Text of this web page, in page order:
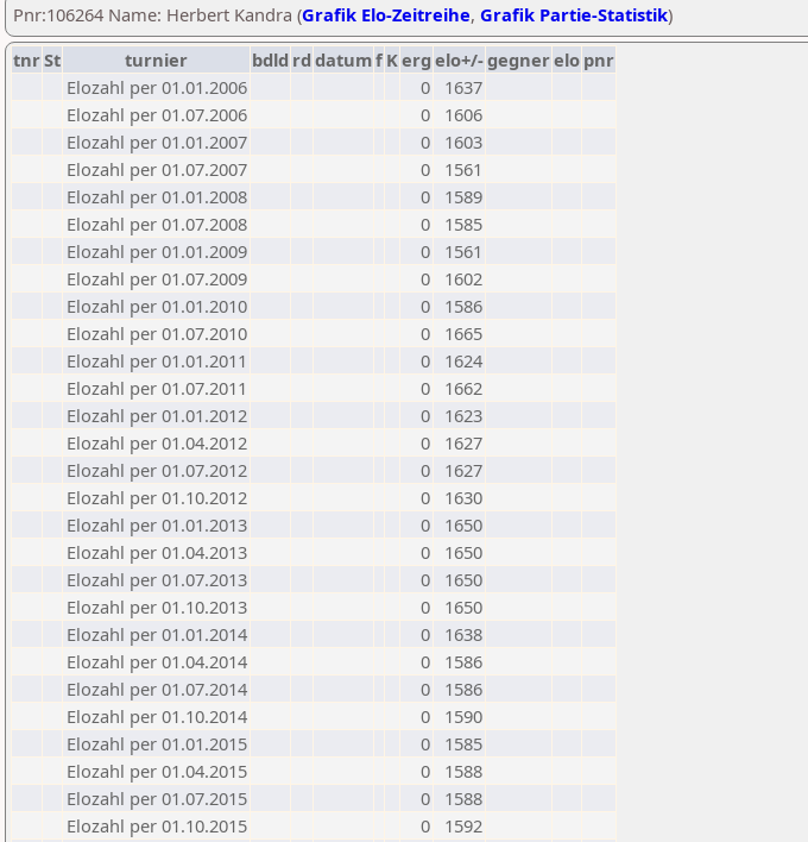
Pnr:106264 Name: Herbert Kandra (Grafik Elo-Zeitreihe, Grafik Partie-Statistik)
tnrSt turnier bdld rd datumf Kerg elo+/-gegnerelo pnr
Elozahl per 01.01.2006
0
1637
Elozahl per 01.07.2006
0
1606
Elozahl per 01.01.2007
0
1603
Elozahl per 01.07.2007
0
1561
Elozahl per 01.01.2008
0
1589
Elozahl per 01.07.2008
0
1585
Elozahl per 01.01.2009
0
1561
Elozahl per 01.07.2009
0
1602
Elozahl per 01.01.2010
0
1586
Elozahl per 01.07.2010
0
1665
Elozahl per 01.01.2011
0
1624
Elozahl per 01.07.2011
0
1662
Elozahl per 01.01.2012
0
1623
Elozahl per 01.04.2012
0
1627
Elozahl per 01.07.2012
0
1627
Elozahl per 01.10.2012
0
1630
Elozahl per 01.01.2013
0
1650
Elozahl per 01.04.2013
0
1650
Elozahl per 01.07.2013
0
1650
Elozahl per 01.10.2013
0
1650
Elozahl per 01.01.2014
0
1638
Elozahl per 01.04.2014
0
1586
Elozahl per 01.07.2014
0
1586
Elozahl per 01.10.2014
0
1590
Elozahl per 01.01.2015
0
1585
Elozahl per 01.04.2015
0
1588
Elozahl per 01.07.2015
0
1588
Elozahl per 01.10.2015
0
1592